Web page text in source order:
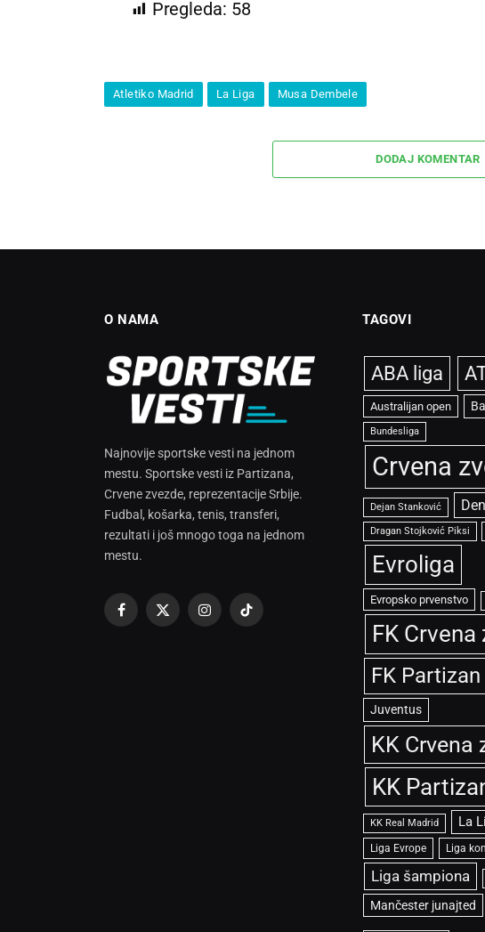
Pregleda: 58
Atletiko Madrid La Liga Musa Dembele
DODAJ KOMENTAR
O NAMA
Najnovije sportske vesti na jednom
mestu. Sportske vesti iz Partizana,
Crvene zvezde, reprezentacije Srbije.
Fudbal, košarka, tenis, transferi,
rezultati i još mnogo toga na jednom
mestu.
Facebook
X
InstagramTikTok
TAGOVI
ABA liga
Australijan open
Bundesliga
Crvena
Dejan Stanković
Dragan Stojković Piksi
Evroliga
Evropsko prvenstvo
FK Crvena
FK Partizan
Juventus
KK Crvena
KK
KK Real Madrid La
Liga Evrope Liga
Liga šampiona
Mančester junajted